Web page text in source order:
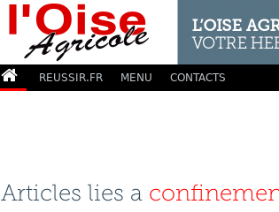
REUSSIR.FR MENU CONTACTS
Articles lies a